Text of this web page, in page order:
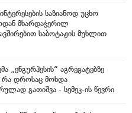
საზიანოდ უცხო
მხარდაჭერილ
საბოტაჟის მუხლით
„ენგურჰესის“ აგრეგატებზე
რა დროსაც მოხდა
გათიშვა - სემეკ-ის წევრი